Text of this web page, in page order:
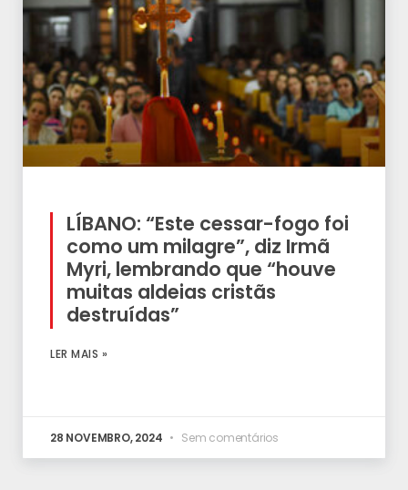
LÍBANO: “Este cessar-fogo foi
como um milagre”, diz Irmã
Myri, lembrando que “houve
muitas aldeias cristãs
destruídas”
LER MAIS »
28 NOVEMBRO, 2024 Sem comentários